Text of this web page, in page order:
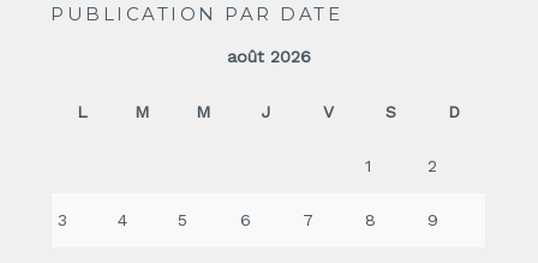
PUBLICATION PAR DATE
août 2026
L M M J V S D
1 2
3 4 5 6 7 8 9